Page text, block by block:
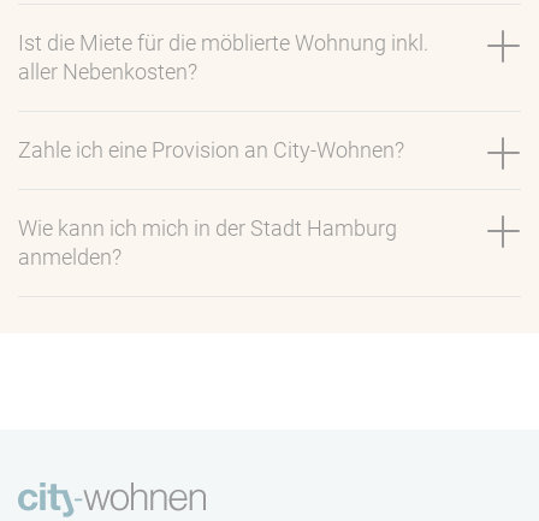
Ist die Miete für die möblierte Wohnung inkl.
aller Nebenkosten?
Zahle ich eine Provision an City-Wohnen?
Wie kann ich mich in der Stadt Hamburg
anmelden?